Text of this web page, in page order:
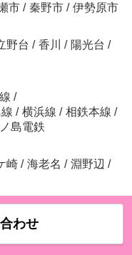
市 / 秦野市 / 伊勢原市
野台 / 香川 / 陽光台 /
/
/ 横浜線 / 相鉄本線 /
島電鉄
崎 / 海老名 / 淵野辺 /
わせ